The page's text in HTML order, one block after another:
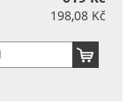
198,08 Kč